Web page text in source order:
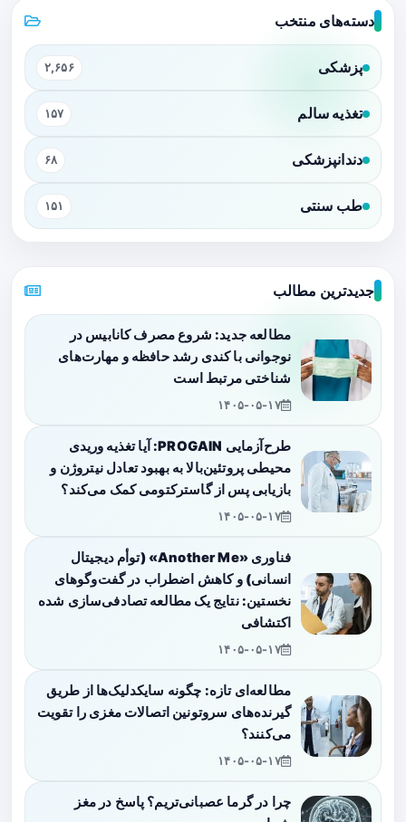
دسته‌های منتخب
پزشکی ۲,۶۵۶
تغذیه سالم ۱۵۷
دندانپزشکی ۶۸
طب سنتی ۱۵۱
جدیدترین مطالب
مطالعه جدید: شروع مصرف کانابیس در
نوجوانی با کندی رشد حافظه و مهارت‌های
شناختی مرتبط است
۱۴۰۵-۰۵-۱۷
طرح‌آزمایی PROGAIN: آیا تغذیه وریدی
محیطی پروتئین‌بالا به بهبود تعادل نیتروژن و
بازیابی پس از گاسترکتومی کمک می‌کند؟
۱۴۰۵-۰۵-۱۷
فناوری «Another Me» (توأم دیجیتال
انسانی) و کاهش اضطراب در گفت‌وگوهای
نخستین: نتایج یک مطالعه تصادفی‌سازی شده
اکتشافی
۱۴۰۵-۰۵-۱۷
مطالعه‌ای تازه: چگونه سایکدلیک‌ها از طریق
گیرنده‌های سروتونین اتصالات مغزی را تقویت
می‌کنند؟
۱۴۰۵-۰۵-۱۷
چرا در گرما عصبانی‌تریم؟ پاسخ در مغز